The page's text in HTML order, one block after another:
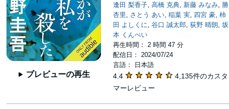
プレビューの再生
逢田 梨香子,高橋 克典, 新藤 みなみ, 勝
杏里, さとう あい,稲葉 実, 四宮 豪,柿
田 よしくに,谷口 誠太郎,荻野 晴朗,坂
本 くんぺい
再生時間： 2 時間 47 分
配信日： 2024/07/24
言語： 日本語
4.4
4,135件のカスタ
マーレビュー